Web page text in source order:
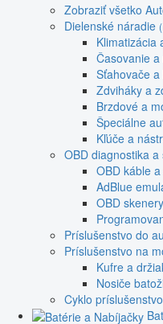
Zobraziť všetko
Dielenské náradie
Klimatizácia
Časovanie
Sťahovače
Zdviháky a
Brzdové a
Špeciálne
Kľúče a
OBD diagnostika a
OBD káble
AdBlue
OBD
Príslušenstvo do
Príslušenstvo na
Kufre a
Nosiče
Cyklo príslušenstvo